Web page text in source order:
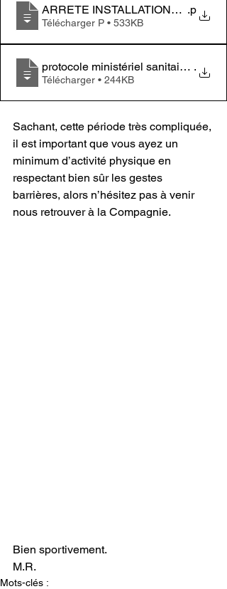
ARRETE INSTALLATIONS .p
Télécharger P • 533KB
protocole ministériel sanitaire de repri
.
Télécharger • 244KB
Sachant, cette période très compliquée,
il est important que vous ayez un
minimum d’activité physique en
respectant bien sûr les gestes
barrières, alors n’hésitez pas à venir
nous retrouver à la Compagnie.
Bien sportivement.
M.R.
Mots-clés :